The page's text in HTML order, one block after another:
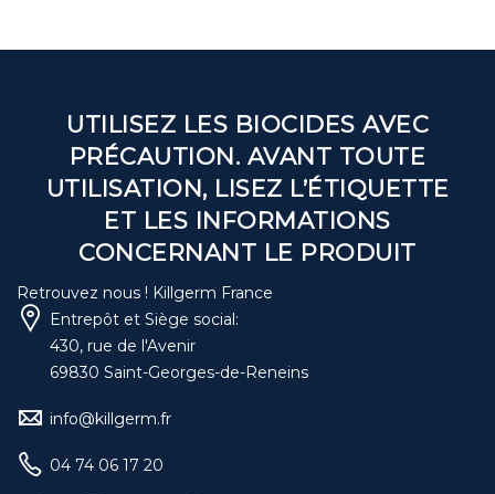
UTILISEZ LES BIOCIDES AVEC
PRÉCAUTION. AVANT TOUTE
UTILISATION, LISEZ L’ÉTIQUETTE
ET LES INFORMATIONS
CONCERNANT LE PRODUIT
Retrouvez nous ! Killgerm France
Entrepôt et Siège social:
430, rue de l'Avenir
69830 Saint-Georges-de-Reneins
info@killgerm.fr
04 74 06 17 20